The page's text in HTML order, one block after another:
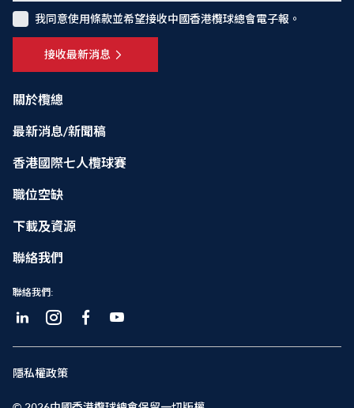
關於欖總
最新消息/新聞稿
香港國際七人欖球賽
職位空缺
下載及資源
聯絡我們
聯絡我們:
接收最新消息
我同意使用條款並希望接收中國香港欖球總會電子報。
隱私權政策